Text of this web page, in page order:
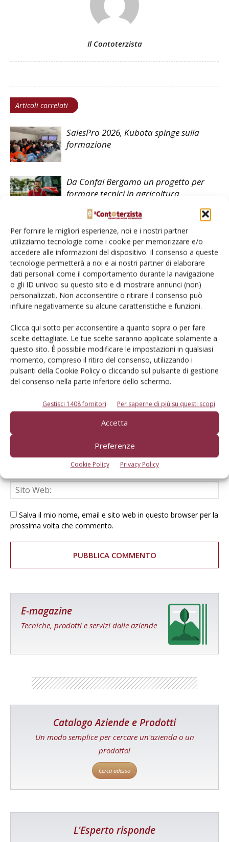
Per fornire le migliori esperienze, noi e i nostri partner
utilizziamo tecnologie come i cookie per memorizzare e/o
accedere alle informazioni del dispositivo. Il consenso a queste
tecnologie permetterà a noi e ai nostri partner di elaborare
dati personali come il comportamento durante la navigazione
o gli ID univoci su questo sito e di mostrare annunci (non)
personalizzati. Non acconsentire o ritirare il consenso può
influire negativamente su alcune caratteristiche e funzioni.
Clicca qui sotto per acconsentire a quanto sopra o per fare
scelte dettagliate. Le tue scelte saranno applicate solamente a
questo sito. È possibile modificare le impostazioni in qualsiasi
momento, compreso il ritiro del consenso, utilizzando i
pulsanti della Cookie Policy o cliccando sul pulsante di gestione
del consenso nella parte inferiore dello schermo.
Gestisci 1408 fornitori Per saperne di più su questi scopi
Accetta
Preferenze
Cookie Policy Privacy Policy
Il Contoterzista
Articoli correlati
SalesPro 2026, Kubota spinge sulla
formazione
Da Confai Bergamo un progetto per
formare tecnici in agricoltura
Argo Tractors insiste sulla formazione
Salva il mio nome, email e sito web in questo browser per la
prossima volta che commento.
E-magazine
Tecniche, prodotti e servizi dalle aziende
Catalogo Aziende e Prodotti
Un modo semplice per cercare un'azienda o un
prodotto!
Cerca adesso
L'Esperto risponde